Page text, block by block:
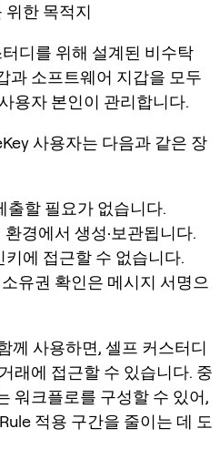
위한 목적지
디를 위해 설계된 비수탁
과 소프트웨어 지갑을 모두
용자 본인이 관리합니다.
사용자는 다음과 같은 장
출할 필요가 없습니다.
경에서 생성·보관됩니다.
에 접근할 수 없습니다.
유권 확인은 메시지 서명으
께 사용하면, 셀프 커스터디
래에 접근할 수 있습니다. 중
워크플로를 구성할 수 있어,
적용 구간을 줄이는 데 도